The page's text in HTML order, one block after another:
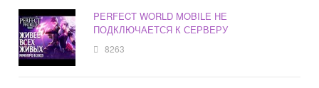
PERFECT WORLD MOBILE НЕ
ПОДКЛЮЧАЕТСЯ К СЕРВЕРУ
8263